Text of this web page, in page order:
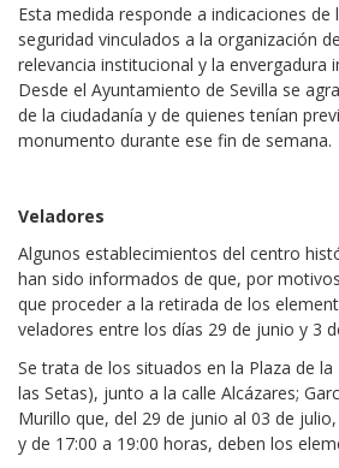
Esta medida responde a indicaciones de
seguridad vinculados a la organización
relevancia institucional y la envergadura
Desde el Ayuntamiento de Sevilla se
de la ciudadanía y de quienes tenían
monumento durante ese fin de semana.
Veladores
Algunos establecimientos del centro
han sido informados de que, por
que proceder a la retirada de los
veladores entre los días 29 de junio y 3
Se trata de los situados en la Plaza de la
las Setas), junto a la calle Alcázares;
Murillo que, del 29 de junio al 03 de
y de 17:00 a 19:00 horas, deben los